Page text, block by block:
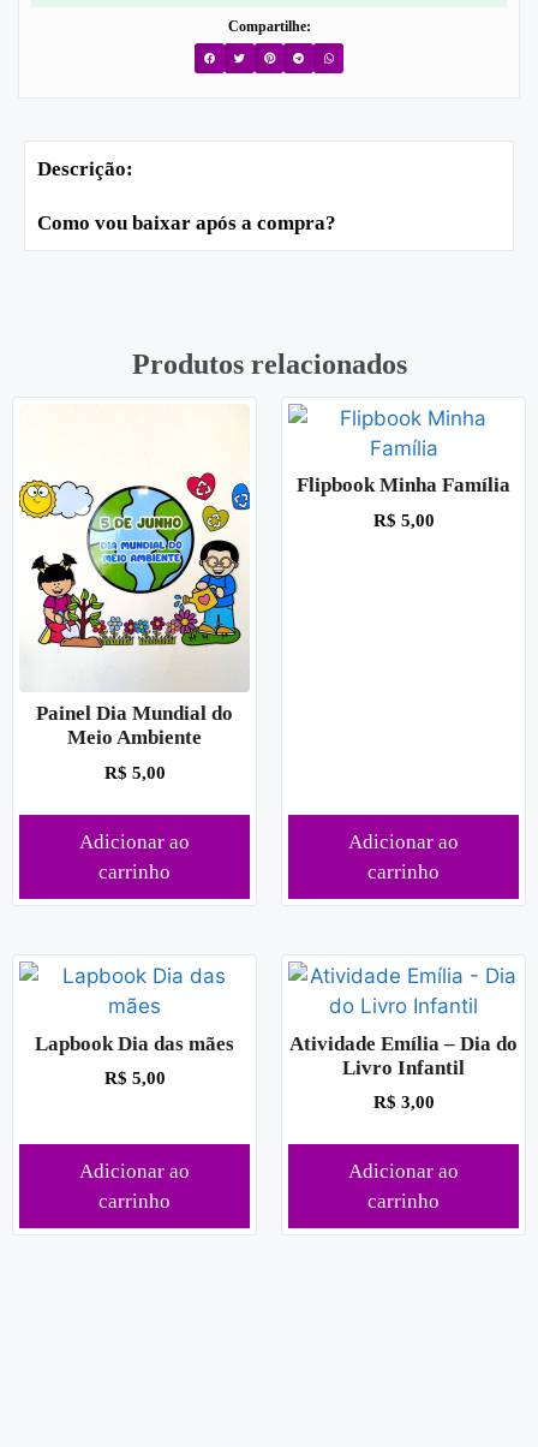
Compartilhe:
Descrição:
Como vou baixar após a compra?
Produtos relacionados
Painel Dia Mundial do
Meio Ambiente
R$ 5,00
Adicionar ao
carrinho
Flipbook Minha Família
R$ 5,00
Adicionar ao
carrinho
Lapbook Dia das mães
R$ 5,00
Adicionar ao
carrinho
Atividade Emília – Dia do
Livro Infantil
R$ 3,00
Adicionar ao
carrinho